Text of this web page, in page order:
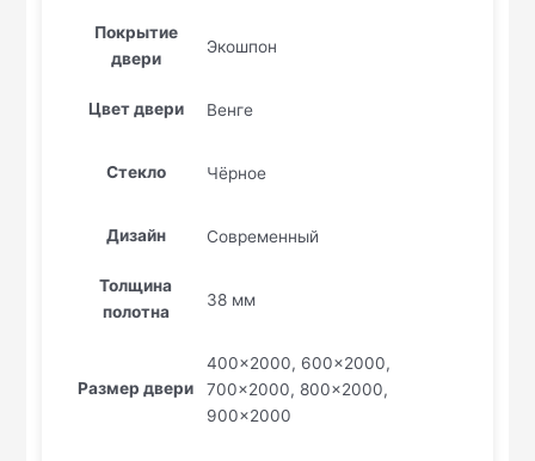
Покрытие
двери
Экошпон
Цвет двери Венге
Стекло Чёрное
Дизайн Современный
Толщина
полотна
38 мм
Размер двери
400×2000, 600×2000,
700×2000, 800×2000,
900×2000